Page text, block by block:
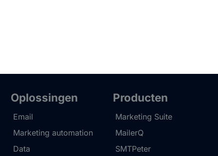
Oplossingen
Email
Marketing automation
Data
Producten
Marketing Suite
MailerQ
SMTPeter